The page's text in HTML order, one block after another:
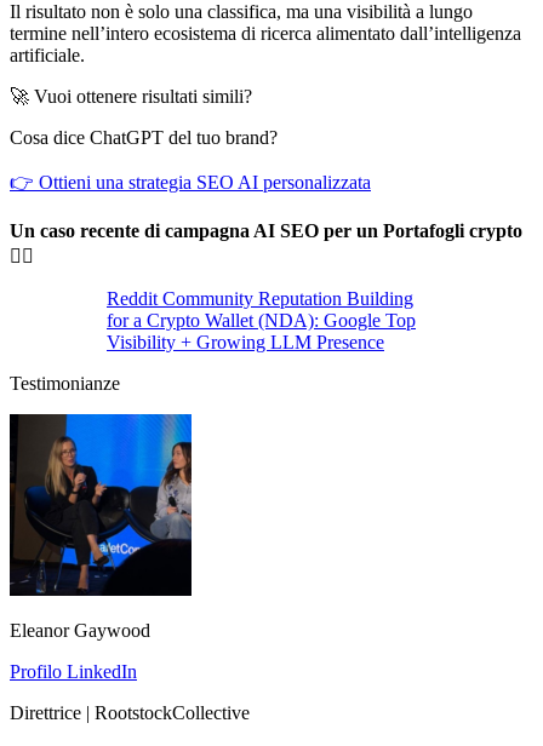
Il risultato non è solo una classifica, ma una visibilità a lungo
termine nell’intero ecosistema di ricerca alimentato dall’intelligenza
artificiale.
🚀 Vuoi ottenere risultati simili?
Cosa dice ChatGPT del tuo brand?
👉 Ottieni una strategia SEO AI personalizzata
Un caso recente di campagna AI SEO per un Portafogli crypto
👇🏼
Reddit Community Reputation Building
for a Crypto Wallet (NDA): Google Top
Visibility + Growing LLM Presence
Testimonianze
Eleanor Gaywood
Profilo LinkedIn
Direttrice | RootstockCollective